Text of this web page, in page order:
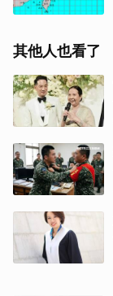
其他人也看了